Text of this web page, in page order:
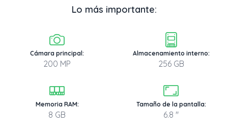
Lo más importante:
Cámara principal:
200 MP
Almacenamiento interno:
256 GB
Memoria RAM:
8 GB
Tamaño de la pantalla:
6.8 "